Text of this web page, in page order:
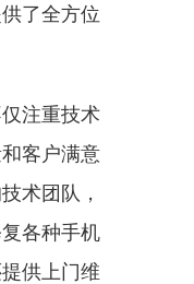
了全方位
注重技术
客户满意
术团队，
各种手机
供上门维